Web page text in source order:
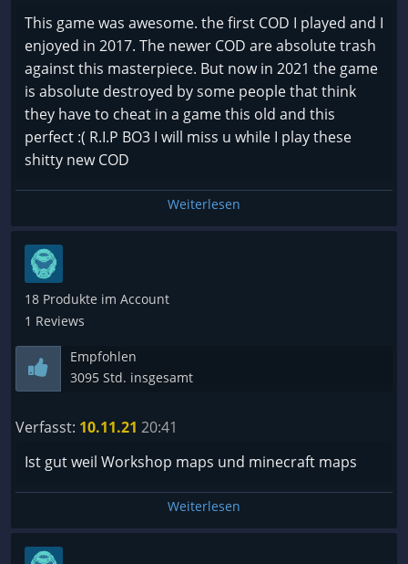
This game was awesome. the first COD I played and I
enjoyed in 2017. The newer COD are absolute trash
against this masterpiece. But now in 2021 the game
is absolute destroyed by some people that think
they have to cheat in a game this old and this
perfect :( R.I.P BO3 I will miss u while I play these
shitty new COD
Weiterlesen
18 Produkte im Account
1 Reviews
Empfohlen
3095 Std. insgesamt
Verfasst: 10.11.21 20:41
Ist gut weil Workshop maps und minecraft maps
Weiterlesen